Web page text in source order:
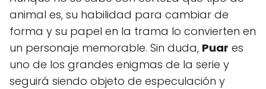
animal es, su habilidad para cambiar de
forma y su papel en la trama lo convierten en
un personaje memorable. Sin duda, Puar es
uno de los grandes enigmas de la serie y
seguirá siendo objeto de especulación y